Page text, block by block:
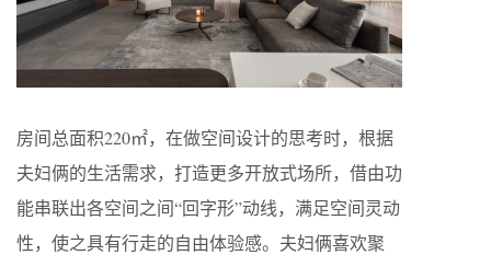
房间总面积220㎡，在做空间设计的思考时，根据
夫妇俩的生活需求，打造更多开放式场所，借由功
能串联出各空间之间“回字形”动线，满足空间灵动
性，使之具有行走的自由体验感。夫妇俩喜欢聚